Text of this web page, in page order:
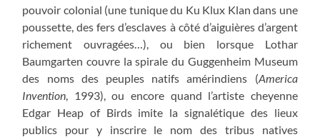
pouvoir colonial (une tunique du Ku Klux Klan dans une
poussette, des fers d’esclaves à côté d’aiguières d’argent
richement ouvragées…), ou bien lorsque Lothar
Baumgarten couvre la spirale du Guggenheim Museum
des noms des peuples natifs amérindiens (America
Invention , 1993), ou encore quand l’artiste cheyenne
Edgar Heap of Birds imite la signalétique des lieux
publics pour y inscrire le nom des tribus natives